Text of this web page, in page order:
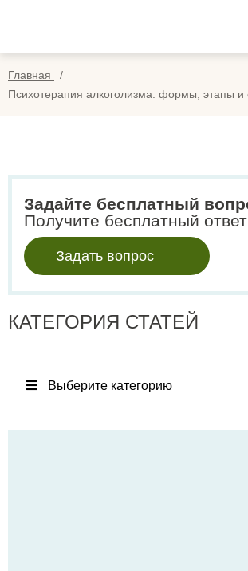
Главная
Психотерапия алкоголизма: формы, этапы и
Задайте бесплатный
Получите бесплатный ответ
Задать вопрос
КАТЕГОРИЯ СТАТЕЙ
Выберите категорию